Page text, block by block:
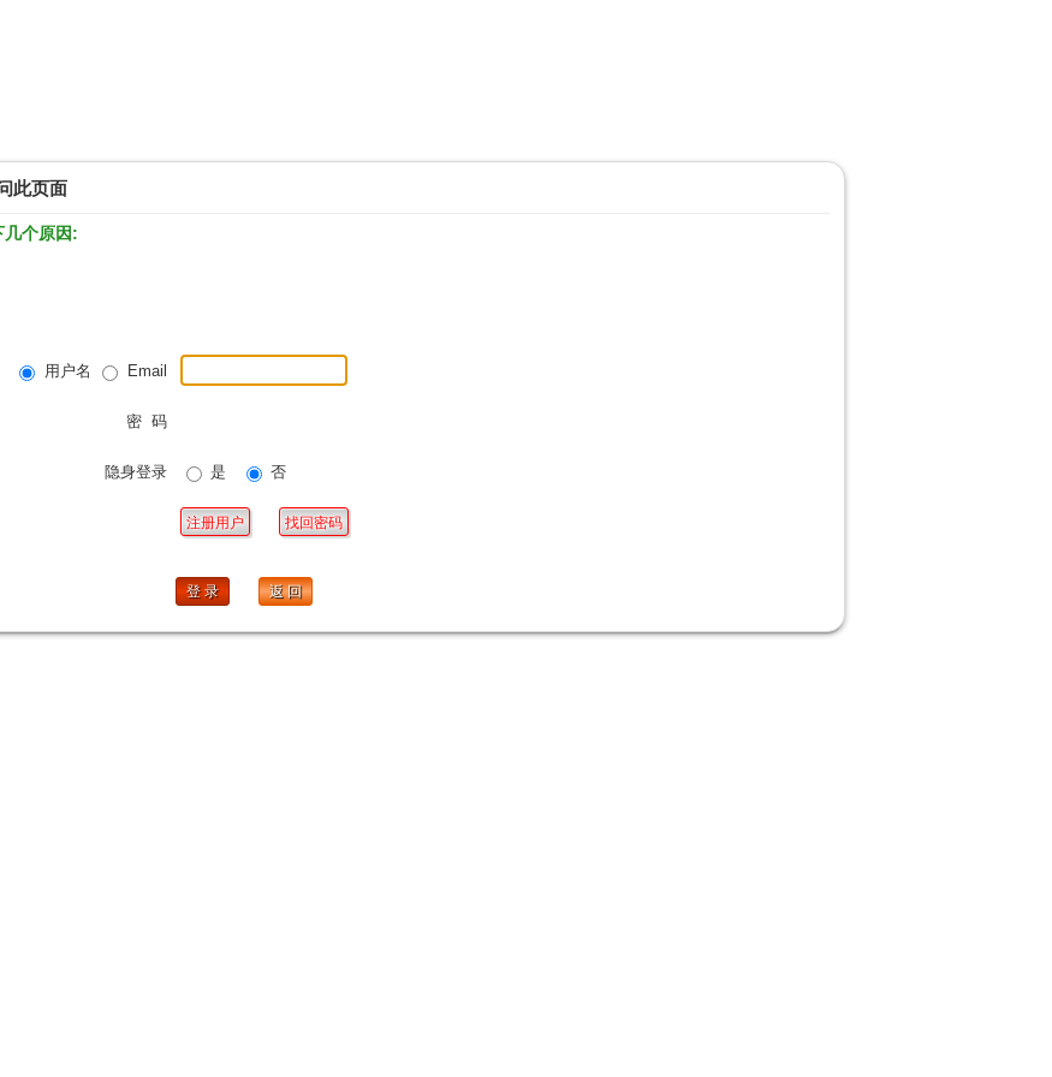
此页面
几个原因:
用户名 Email
密 码
隐身登录 是 否